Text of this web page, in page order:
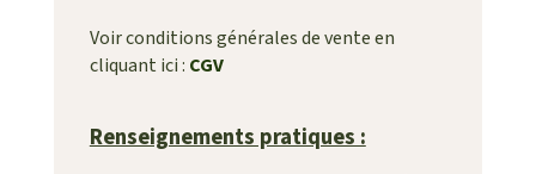
Voir conditions générales de vente en
cliquant ici : CGV
Renseignements pratiques :